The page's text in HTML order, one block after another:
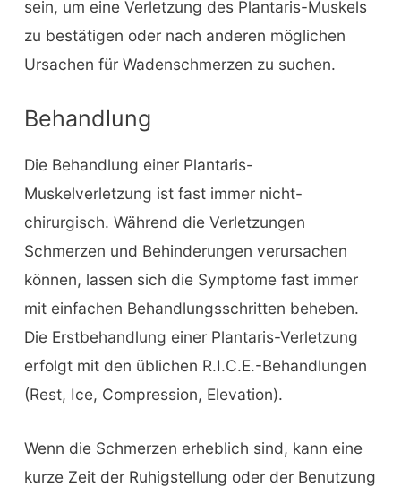
sein, um eine Verletzung des Plantaris-Muskels
zu bestätigen oder nach anderen möglichen
Ursachen für Wadenschmerzen zu suchen.
Behandlung
Die Behandlung einer Plantaris-
Muskelverletzung ist fast immer nicht-
chirurgisch. Während die Verletzungen
Schmerzen und Behinderungen verursachen
können, lassen sich die Symptome fast immer
mit einfachen Behandlungsschritten beheben.
Die Erstbehandlung einer Plantaris-Verletzung
erfolgt mit den üblichen R.I.C.E.-Behandlungen
(Rest, Ice, Compression, Elevation).
Wenn die Schmerzen erheblich sind, kann eine
kurze Zeit der Ruhigstellung oder der Benutzung